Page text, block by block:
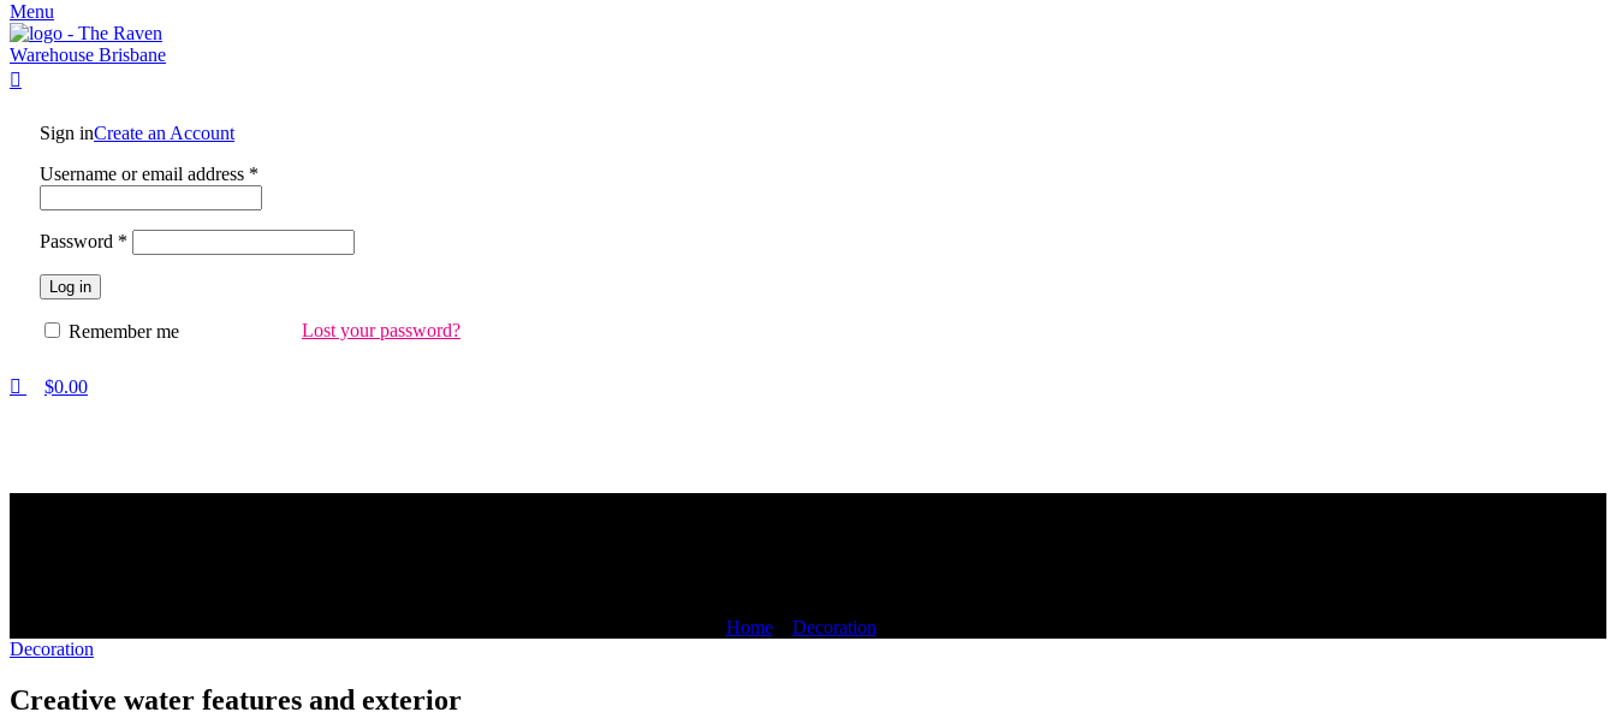
Menu
Sign inCreate an Account
Username or email address *
Password *
Log in
Lost your password?
Remember me
$0.00
Home» Decoration
Decoration
Creative water features and exterior